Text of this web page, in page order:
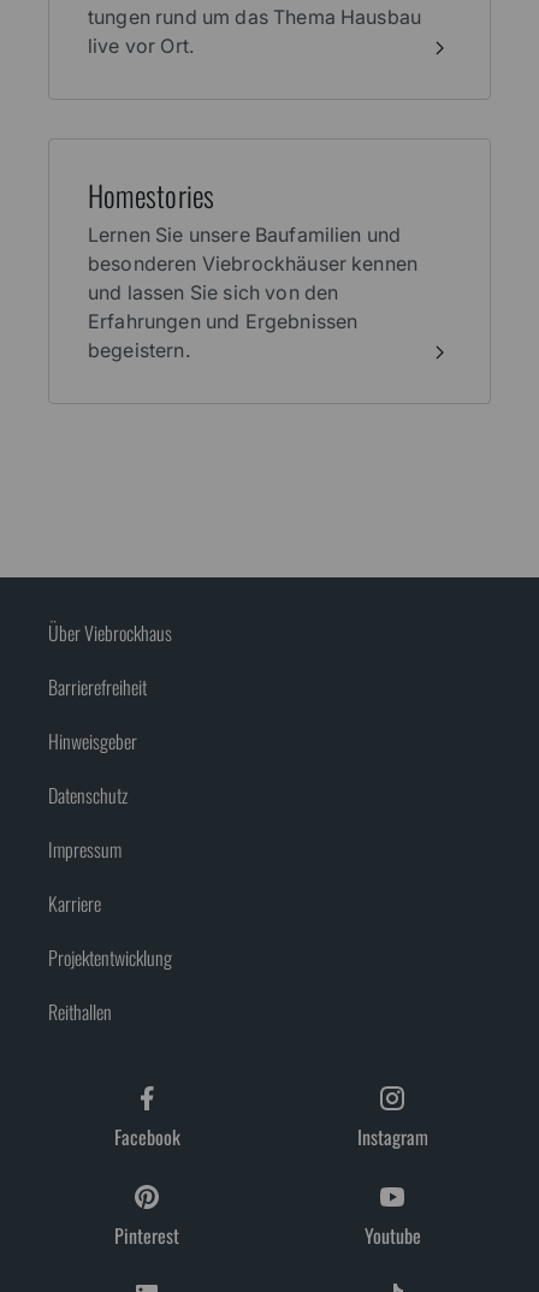
tungen rund um das Thema Haus­bau
live vor Ort.
Home­stories
Lernen Sie unsere Baufamilien und
besonderen Viebrockhäuser kennen
und lassen Sie sich von den
Erfahrungen und Ergebnissen
begeistern.
Über Viebrockhaus
Barrierefreiheit
Hinweisgeber
Datenschutz
Impressum
Karriere
Projektentwicklung
Reithallen
Facebook Instagram
Pinterest Youtube